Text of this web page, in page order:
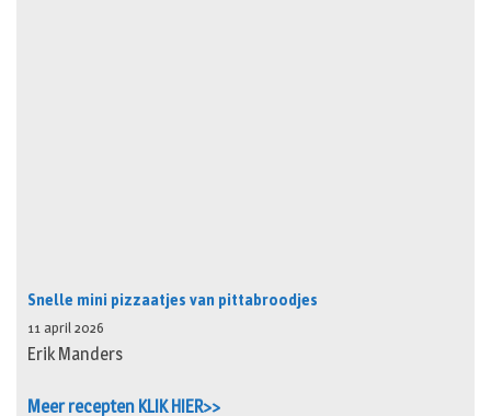
Snelle mini pizzaatjes van pittabroodjes
11 april 2026
Erik Manders
Meer recepten KLIK HIER>>